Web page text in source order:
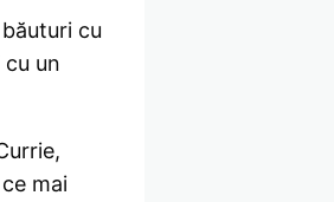
cu
un
mai